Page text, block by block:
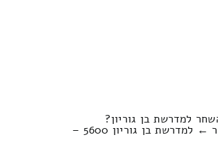
השוואת מחירי למעבר דירות 3-x חדרים אילת השחר ← למדרשת בן גוריון 5600 –